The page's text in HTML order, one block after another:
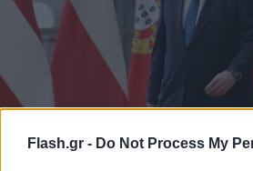
Flash.gr - Do Not Process My
Πρεμιέρα «στα βαθιά» για